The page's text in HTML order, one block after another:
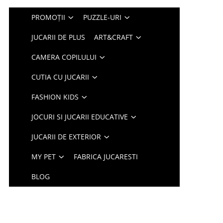
PROMOȚII PUZZLE-URI
JUCARII DE PLUS ART&CRAFT
CAMERA COPILULUI
CUTIA CU JUCARII
FASHION KIDS
JOCURI SI JUCARII EDUCATIVE
JUCARII DE EXTERIOR
MY PET FABRICA JUCARESTI
BLOG